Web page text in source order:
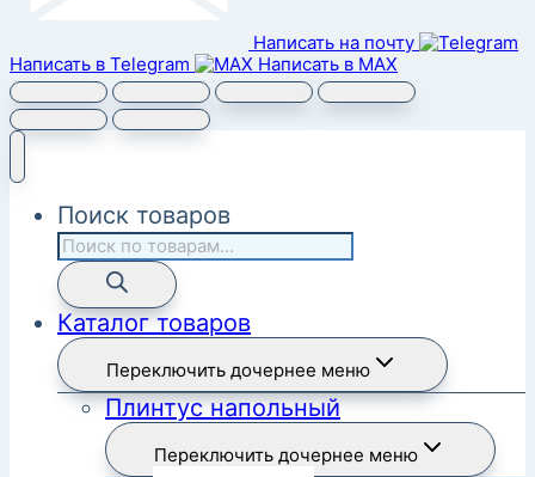
Написать на почту
Написать в Telegram
Написать в MAX
Поиск товаров
Каталог товаров
Переключить дочернее меню
Плинтус напольный
Переключить дочернее меню